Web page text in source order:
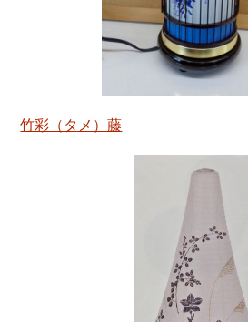
竹彩（タメ）藤